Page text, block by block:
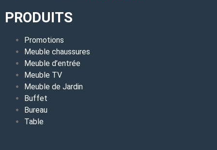
PRODUITS
Promotions
Meuble chaussures
Meuble d’entrée
Meuble TV
Meuble de Jardin
Buffet
Bureau
Table